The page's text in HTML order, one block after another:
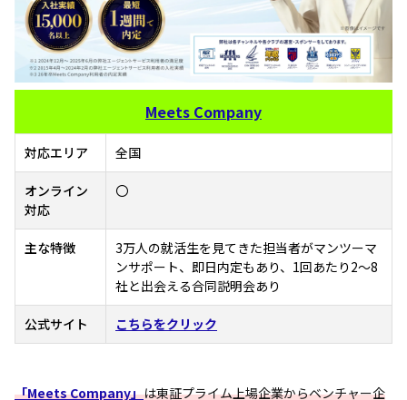
Meets Company
対応エリア 全国
オンライン
対応
〇
主な特徴
3万人の就活生を見てきた担当者がマンツーマ
ンサポート、即日内定もあり、1回あたり2～8
社と出会える合同説明会あり
公式サイト こちらをクリック
「Meets Company」は東証プライム上場企業からベンチャー企